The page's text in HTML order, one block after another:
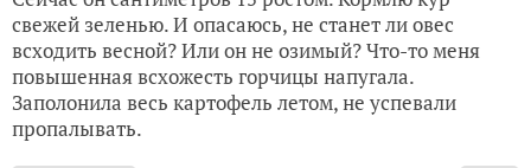
свежей зеленью. И опасаюсь, не станет ли овес
всходить весной? Или он не озимый? Что-то меня
повышенная всхожесть горчицы напугала.
Заполонила весь картофель летом, не успевали
пропалывать.